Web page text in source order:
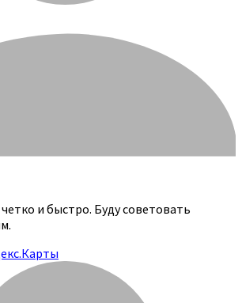
и быстро. Буду советовать